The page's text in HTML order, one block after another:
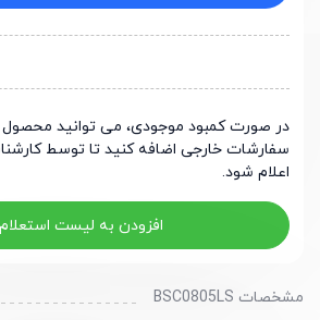
در صورت کمبود موجودی، می توانید محصول
سفارشات خارجی اضافه کنید تا توسط
اعلام شود.
افزودن به لیست استعلام
مشخصات BSC0805LS